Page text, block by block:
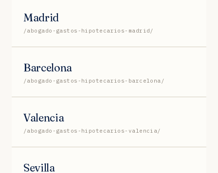
Madrid
/abogado-gastos-hipotecarios-madrid/
Barcelona
/abogado-gastos-hipotecarios-barcelona/
Valencia
/abogado-gastos-hipotecarios-valencia/
Sevilla